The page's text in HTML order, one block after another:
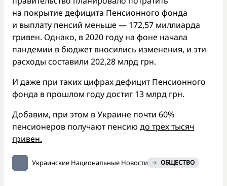
на покрытие дефицита Пенсионного фонда
и выплату пенсий меньше — 172,57 миллиарда
гривен. Однако, в 2020 году на фоне начала
пандемии в бюджет вносились изменения, и эти
расходы составили 202,28 млрд грн.
И даже при таких цифрах дефицит Пенсионного
фонда в прошлом году достиг 13 млрд грн.
Добавим, при этом в Украине почти 60%
пенсионеров получают пенсию до трех тысяч
гривен.
Украинские Национальные Новости ОБЩЕСТВО